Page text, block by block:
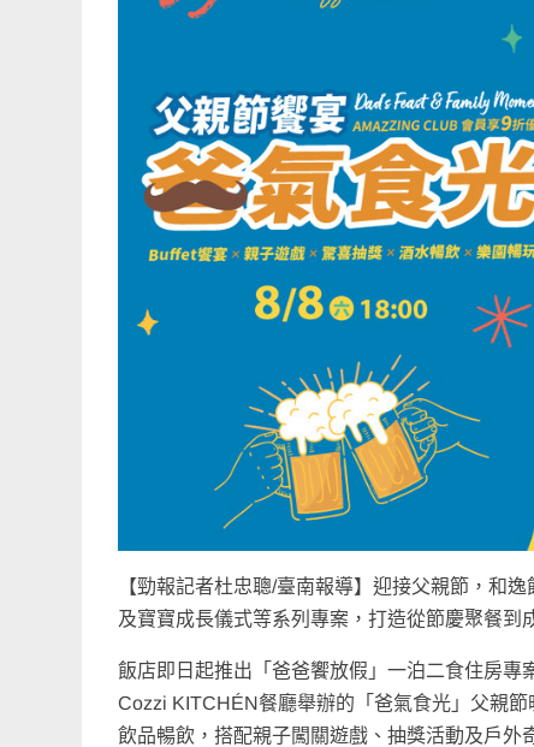
【勁報記者杜忠聰/臺南報導】迎接父親節，和
及寶寶成長儀式等系列專案，打造從節慶聚餐到
飯店即日起推出「爸爸饗放假」一泊二食住房
Cozzi KITCHÉN餐廳舉辦的「爸氣食光」父親
飲品暢飲，搭配親子闖關遊戲、抽獎活動及戶外